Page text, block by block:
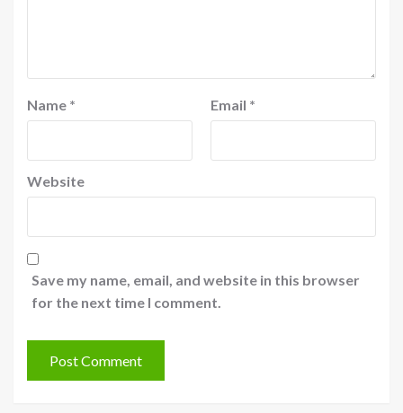
Name * Email *
Website
Save my name, email, and website in this browser
for the next time I comment.